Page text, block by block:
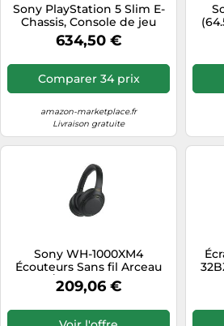
Sony PlayStation 5 Slim E-
Chassis, Console de jeu
634,50 €
Comparer 34 prix
amazon-marketplace.fr
Livraison gratuite
Sony WH-1000XM4
Écouteurs Sans fil Arceau
Appels/Musique USB Type-
C Bluetooth Noir
209,06 €